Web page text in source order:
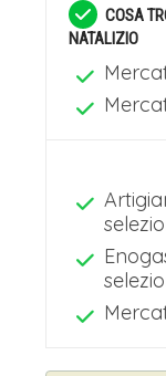
COSA
NATALIZIO